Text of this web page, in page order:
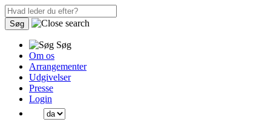
Søg
Søg
Om os
Arrangementer
Udgivelser
Presse
Login